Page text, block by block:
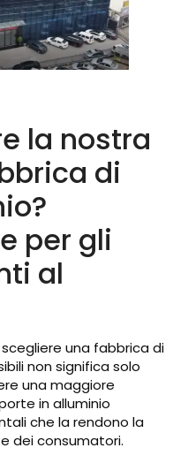
la nostra
di
per gli
al
una fabbrica di
non significa solo
una maggiore
in alluminio
che la rendono la
dei consumatori.